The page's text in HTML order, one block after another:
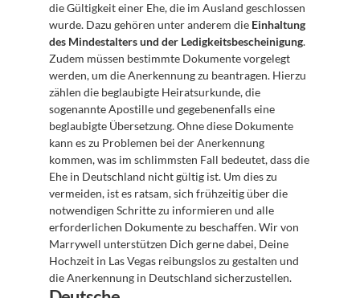
die Gültigkeit einer Ehe, die im Ausland geschlossen
wurde. Dazu gehören unter anderem die Einhaltung
des Mindestalters und der Ledigkeitsbescheinigung.
Zudem müssen bestimmte Dokumente vorgelegt
werden, um die Anerkennung zu beantragen. Hierzu
zählen die beglaubigte Heiratsurkunde, die
sogenannte Apostille und gegebenenfalls eine
beglaubigte Übersetzung. Ohne diese Dokumente
kann es zu Problemen bei der Anerkennung
kommen, was im schlimmsten Fall bedeutet, dass die
Ehe in Deutschland nicht gültig ist. Um dies zu
vermeiden, ist es ratsam, sich frühzeitig über die
notwendigen Schritte zu informieren und alle
erforderlichen Dokumente zu beschaffen. Wir von
Marrywell unterstützen Dich gerne dabei, Deine
Hochzeit in Las Vegas reibungslos zu gestalten und
die Anerkennung in Deutschland sicherzustellen.